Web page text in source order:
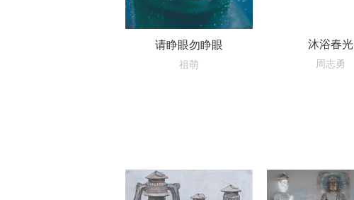
请睁眼勿睁眼
祖萌
沐浴春光
周志勇